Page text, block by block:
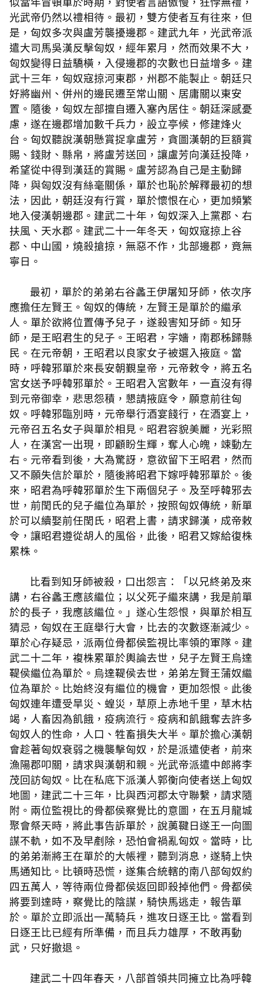
光武帝仍然以禮相待。最初，雙方使者互有往來，但
是，匈奴多次與盧芳襲擾邊郡。建武九年，光武帝派
遣大司馬吳漢反擊匈奴，經年累月，然而效果不大，
匈奴變得日益驕橫，入侵邊郡的次數也日益增多。建
武十三年，匈奴寇掠河東郡，州郡不能製止。朝廷只
好將幽州、併州的邊民遷至常山關、居庸關以東安
置。隨後，匈奴左部擅自遷入塞內居住。朝廷深感憂
慮，遂在邊郡增加數千兵力，設立亭候，修建烽火
台。匈奴聽說漢朝懸賞捉拿盧芳，貪圖漢朝的巨額賞
賜、錢財、縣帛，將盧芳送回，讓盧芳向漢廷投降，
希望從中得到漢廷的賞賜。盧芳認為自己是主動歸
降，與匈奴沒有絲毫關係，單於也恥於解釋最初的想
法，因此，朝廷沒有行賞，單於懷恨在心，更加頻繁
地入侵漢朝邊郡。建武二十年，匈奴深入上黨郡、右
扶風、天水郡。建武二十一年冬天，匈奴寇掠上谷
郡、中山國，燒殺搶掠，無惡不作，北部邊郡，竟無
寧日。
最初，單於的弟弟右谷蠡王伊屠知牙師，依次序
應擔任左賢王。匈奴的傳統，左賢王是單於的繼承
人。單於欲將位置傳予兒子，遂殺害知牙師。知牙
師，是王昭君生的兒子。王昭君，字嬙，南郡秭歸縣
民。在元帝朝，王昭君以良家女子被選入掖庭。當
時，呼韓邪單於來長安朝覲皇帝，元帝敕令，將五名
宮女送予呼韓邪單於。王昭君入宮數年，一直沒有得
到元帝御幸，悲思怨積，懇請掖庭令，願意前往匈
奴。呼韓邪臨別時，元帝舉行酒宴餞行，在酒宴上，
元帝召五名女子與單於相見。昭君容貌美麗，光彩照
人，在漢宮一出現，即顧盼生輝，奪人心魄，竦動左
右。元帝看到後，大為驚訝，意欲留下王昭君，然而
又不願失信於單於，隨後將昭君下嫁呼韓邪單於。後
來，昭君為呼韓邪單於生下兩個兒子。及至呼韓邪去
世，前閏氏的兒子繼位為單於，按照匈奴傳統，新單
於可以續娶前任閏氏，昭君上書，請求歸漢，成帝敕
令，讓昭君遵從胡人的風俗，此後，昭君又嫁給復株
累株。
比看到知牙師被殺，口出怨言：「以兄終弟及來
講，右谷蠡王應該繼位；以父死子繼來講，我是前單
於的長子，我應該繼位。」遂心生怨恨，與單於相互
猜忌，匈奴在王庭舉行大會，比去的次數逐漸減少。
單於心存疑忌，派兩位骨都侯監視比率領的軍隊。建
武二十二年，複株累單於輿論去世，兒子左賢王烏達
鞮侯繼位為單於。烏達鞮侯去世，弟弟左賢王蒲奴繼
位為單於。比始終沒有繼位的機會，更加怨恨。此後
匈奴連年遭受旱災、蝗災，草原上赤地千里，草木枯
竭，人畜因為飢餓，疫病流行。疫病和飢餓奪去許多
匈奴人的性命，人口、牲畜損失大半。單於擔心漢朝
會趁著匈奴衰弱之機襲擊匈奴，於是派遣使者，前來
漁陽郡叩關，請求與漢朝和親。光武帝派遣中郎將李
茂回訪匈奴。比在私底下派漢人郭衡向使者送上匈奴
地圖，建武二十三年，比與西河郡太守聯繫，請求隨
附。兩位監視比的骨都侯察覺比的意圖，在五月龍城
聚會祭天時，將此事告訴單於，說薁鞬日遂王一向圖
謀不軌，如不及早剷除，恐怕會禍亂匈奴。當時，比
的弟弟漸將王在單於的大帳裡，聽到消息，遂騎上快
馬通知比。比頓時恐慌，遂集合統轄的南八部匈奴約
四五萬人，等待兩位骨都侯返回即殺掉他們。骨都侯
將要到達時，察覺比的陰謀，騎快馬逃走，報告單
於。單於立即派出一萬騎兵，進攻日逐王比。當看到
日逐王比已經有所準備，而且兵力雄厚，不敢再動
武，只好撤退。
建武二十四年春天，八部首領共同擁立比為呼韓